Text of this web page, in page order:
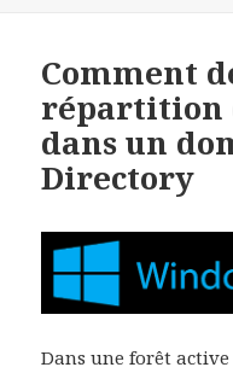
Comment
répartition
dans un
Directory
Dans une forêt